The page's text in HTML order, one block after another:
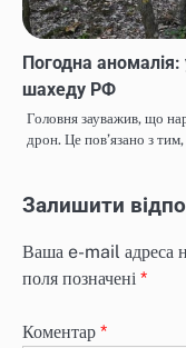
Погодна аномалія:
шахеду РФ
Головня зауважив, що
дрон. Це пов’язано з
Залишити
Ваша e-mail адреса
поля позначені *
Коментар *